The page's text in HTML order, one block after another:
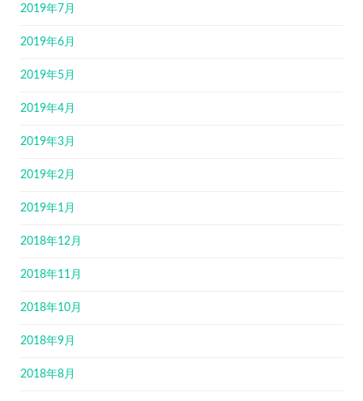
2019年7月
2019年6月
2019年5月
2019年4月
2019年3月
2019年2月
2019年1月
2018年12月
2018年11月
2018年10月
2018年9月
2018年8月